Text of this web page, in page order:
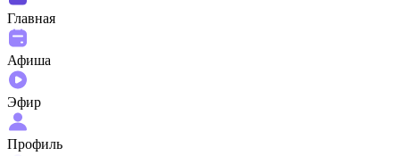
Главная
Афиша
Эфир
Профиль